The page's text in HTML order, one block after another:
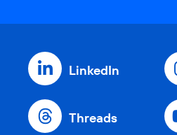
LinkedIn
Threads